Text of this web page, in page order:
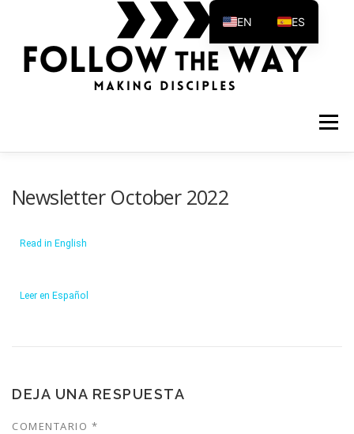
Menú
Newsletter October 2022
Read in English
Leer en Español
DEJA UNA RESPUESTA
COMENTARIO *
EN ES